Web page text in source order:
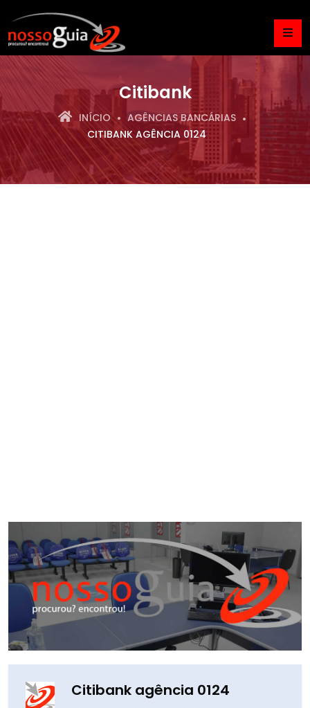
Citibank
INÍCIO
AGÊNCIAS BANCÁRIAS
CITIBANK AGÊNCIA 0124
Citibank agência 0124